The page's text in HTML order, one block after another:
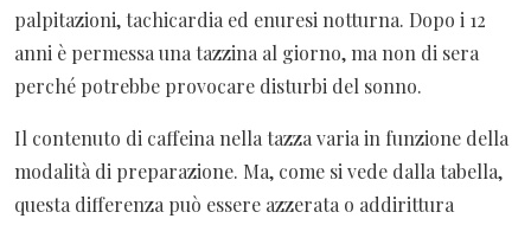
palpitazioni, tachicardia ed enuresi notturna. Dopo i 12
anni è permessa una tazzina al giorno, ma non di sera
perché potrebbe provocare disturbi del sonno.
Il contenuto di caffeina nella tazza varia in funzione della
modalità di preparazione. Ma, come si vede dalla tabella,
questa differenza può essere azzerata o addirittura